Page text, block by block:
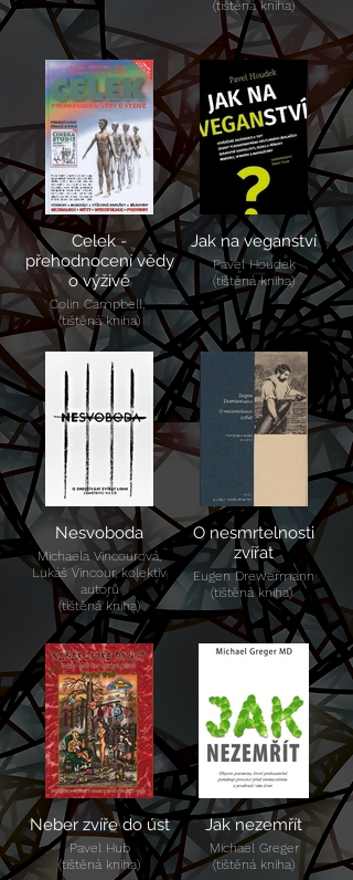
(tištěná kniha)
Celek -
přehodnocení vědy
o výživě
Colin Campbell,
(tištěná kniha)
Jak na veganství
Pavel Houdek
(tištěná kniha)
Nesvoboda
Michaela Vincourová,
Lukáš Vincour, kolektiv
autorů
(tištěná kniha)
O nesmrtelnosti
zvířat
Eugen Drewermann
(tištěná kniha)
Neber zvíře do úst
Pavel Hub
(tištěná kniha)
Jak nezemřít
Michael Greger
(tištěná kniha)